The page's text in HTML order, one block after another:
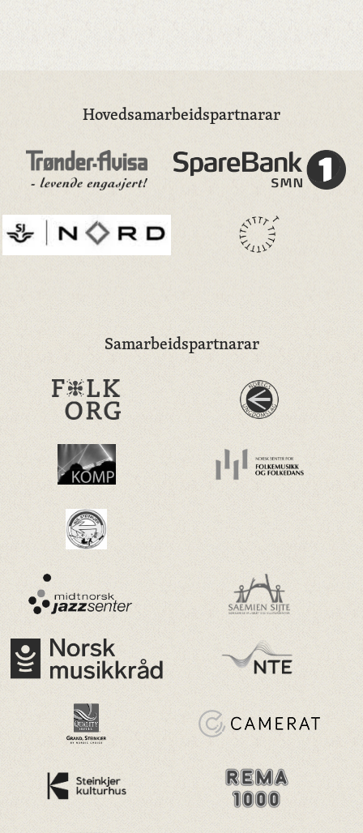
Hovedsamarbeidspartnarar
Samarbeidspartnarar